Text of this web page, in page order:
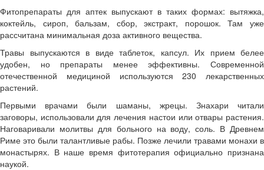
Фитопрепараты для аптек выпускают в таких формах: вытяжка,
коктейль, сироп, бальзам, сбор, экстракт, порошок. Там уже
рассчитана минимальная доза активного вещества.
Травы выпускаются в виде таблеток, капсул. Их прием белее
удобен, но препараты менее эффективны. Современной
отечественной медициной используются 230 лекарственных
растений.
Первыми врачами были шаманы, жрецы. Знахари читали
заговоры, использовали для лечения настои или отвары растения.
Наговаривали молитвы для больного на воду, соль. В Древнем
Риме это были талантливые рабы. Позже лечили травами монахи в
монастырях. В наше время фитотерапия официально признана
наукой.